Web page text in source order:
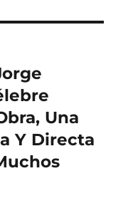
Una
Y Directa